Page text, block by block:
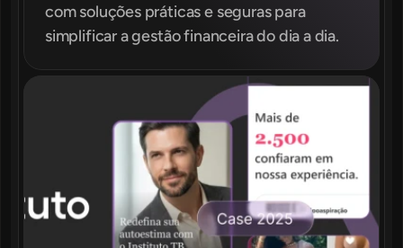
com soluções práticas e seguras para
simplificar a gestão financeira do dia a dia.